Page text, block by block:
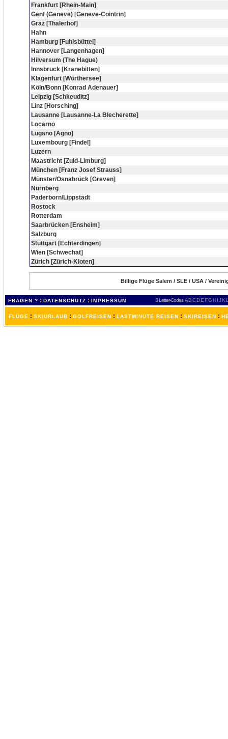
Frankfurt [Rhein-Main]
Genf (Geneve) [Geneve-Cointrin]
Graz [Thalerhof]
Hahn
Hamburg [Fuhlsbüttel]
Hannover [Langenhagen]
Hilversum (The Hague)
Innsbruck [Kranebitten]
Klagenfurt [Wörthersee]
Köln/Bonn [Konrad Adenauer]
Leipzig [Schkeuditz]
Linz [Horsching]
Lausanne [Lausanne-La Blecherette]
Locarno
Lugano [Agno]
Luxembourg [Findel]
Luzern
Maastricht [Zuid-Limburg]
München [Franz Josef Strauss]
Münster/Osnabrück [Greven]
Nürnberg
Paderborn/Lippstadt
Rostock
Rotterdam
Saarbrücken [Ensheim]
Salzburg
Stuttgart [Echterdingen]
Wien [Schwechat]
Zürich [Zürich-Kloten]
Billige Flüge Salem / SLE / USA /
FRAGEN ? : DATENSCHUTZ : IMPRESSUM 3 Letter-Codes ABCDEFGH IJKL
FLÜGE : SKIURLAUB : GOLFREISEN : LASTMINUTE REISEN : SKIREISEN :